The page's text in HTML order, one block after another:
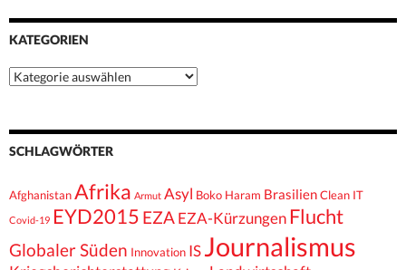
KATEGORIEN
Kategorien
SCHLAGWÖRTER
AfghanistanAfrika Armut Asyl Boko Haram BrasilienClean IT
Covid-19 EYD2015 EZA EZA-Kürzungen Flucht
Globaler Süden Innovation IS Journalismus